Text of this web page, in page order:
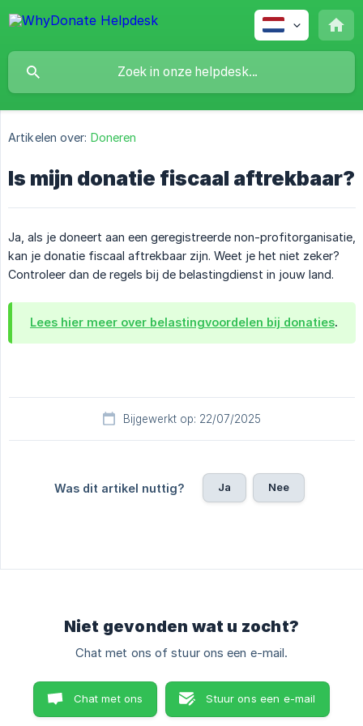
Artikelen over: Doneren
Is mijn donatie fiscaal aftrekbaar?
Ja, als je doneert aan een geregistreerde non-profitorganisatie,
kan je donatie fiscaal aftrekbaar zijn. Weet je het niet zeker?
Controleer dan de regels bij de belastingdienst in jouw land.
Lees hier meer over belastingvoordelen bij donaties.
Bijgewerkt op: 22/07/2025
Was dit artikel nuttig? Ja Nee
Niet gevonden wat u zocht?
Chat met ons of stuur ons een e-mail.
Chat met ons Stuur ons een e-mail